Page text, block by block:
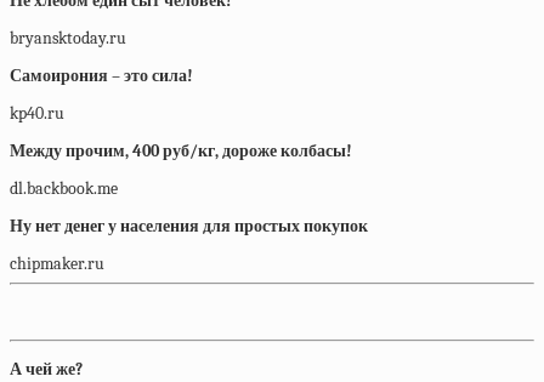
bryansktoday.ru
Самоирония – это сила!
kp40.ru
Между прочим, 400 руб/кг, дороже колбасы!
dl.backbook.me
Ну нет денег у населения для простых покупок
chipmaker.ru
А чей же?